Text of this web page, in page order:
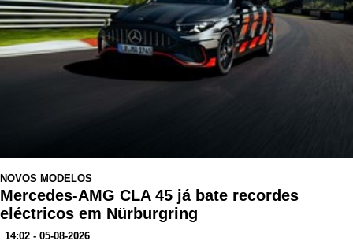
NOVOS MODELOS
Mercedes-AMG CLA 45 já bate recordes
eléctricos em Nürburgring
14:02 - 05-08-2026